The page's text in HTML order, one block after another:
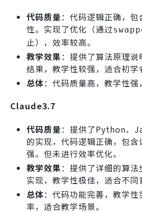
代码质量：代码逻辑正确，
性。实现了优化（通过
止），效率较高。
教学效果：提供了算法原理
结果，教学性较强，适合初学
总体：代码质量高，教学性强
Claude3.7
代码质量：提供了Python、
的实现，代码逻辑正确，包
强。但未进行效率优化。
教学效果：提供了详细的算
实现，教学性极佳，适合不同
总体：代码功能完善，教学
率，适合教学场景。